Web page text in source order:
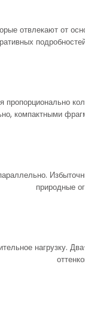
отвлекают от
пропорционально
компактными
природные
нагрузку.